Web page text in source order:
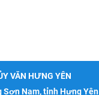
VĂN HƯNG YÊN
Nam, tỉnh Hưng Yên